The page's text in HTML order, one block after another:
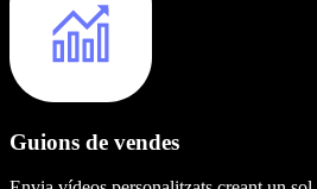
Guions de vendes